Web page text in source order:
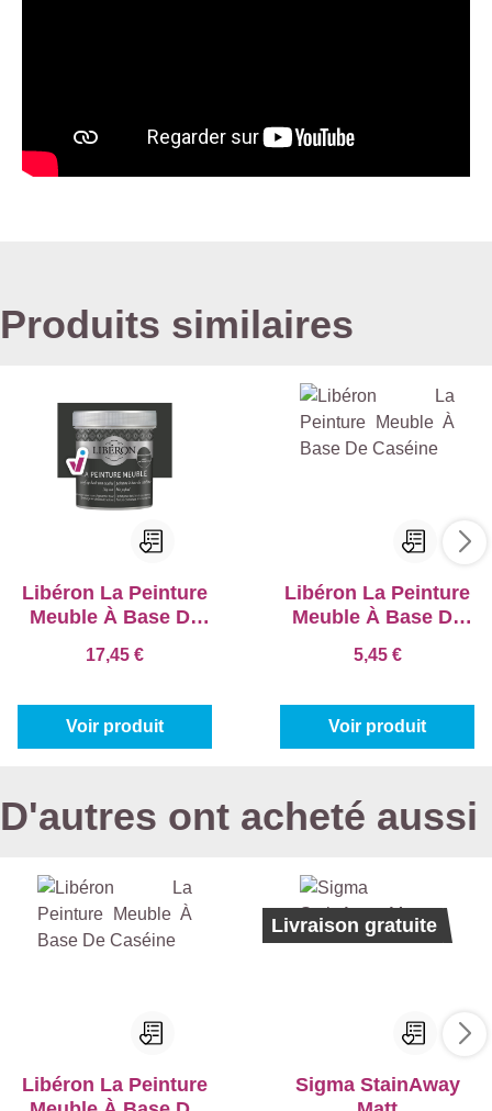
Produits similaires
Libéron La Peinture
Meuble À Base De
17,45 €
Voir produit
Libéron La Peinture
Meuble À Base De
5,45 €
Voir produit
D'autres ont acheté aussi
Libéron La Peinture
Livraison gratuite
Sigma StainAway